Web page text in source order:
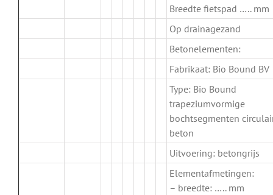
Breedte fietspad ….. mm
Op drainagezand
Betonelementen:
Fabrikaat: Bio Bound BV
Type: Bio Bound
trapeziumvormige
bochtsegmenten
beton
Uitvoering: betongrijs
Elementafmetingen:
– breedte: ….. mm